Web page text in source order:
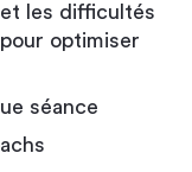
les difficultés
optimiser
séance